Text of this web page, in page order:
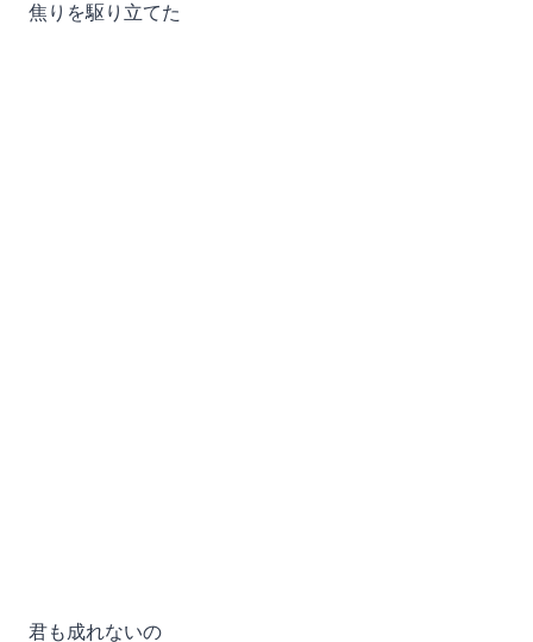
焦りを駆り立てた
君も成れないの